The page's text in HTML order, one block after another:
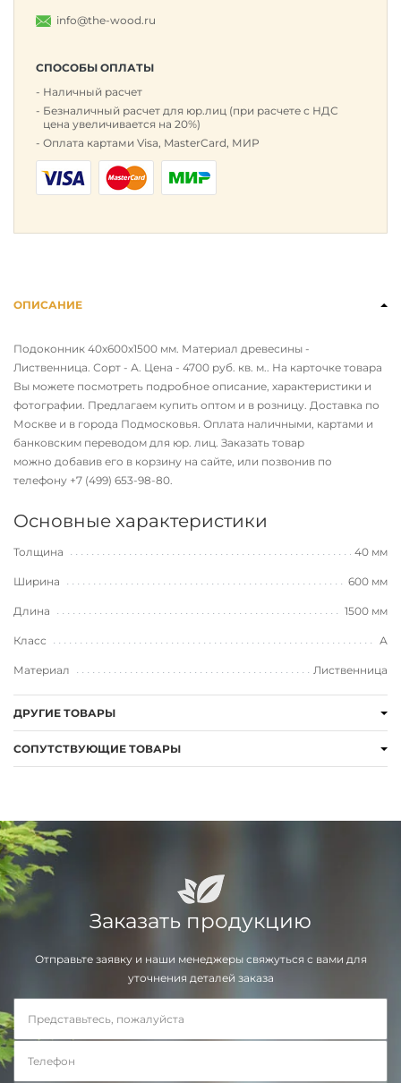
info@the-wood.ru
СПОСОБЫ ОПЛАТЫ
Наличный расчет
Безналичный расчет для юр.лиц (при расчете с НДС
цена увеличивается на 20%)
Оплата картами Visa, MasterCard, МИР
ОПИСАНИЕ
Подоконник 40х600х1500 мм. Материал древесины -
Лиственница. Сорт - А. Цена - 4700 руб. кв. м.. На карточке товара
Вы можете посмотреть подробное описание, характеристики и
фотографии. Предлагаем купить оптом и в розницу. Доставка по
Москве и в города Подмосковья. Оплата наличными, картами и
банковским переводом для юр. лиц. Заказать товар
можно добавив его в корзину на сайте, или позвонив по
телефону +7 (499) 653-98-80.
Основные характеристики
Толщина 40 мм
Ширина 600 мм
Длина 1500 мм
Класс А
Материал Лиственница
ДРУГИЕ ТОВАРЫ
СОПУТСТВУЮЩИЕ ТОВАРЫ
Заказать продукцию
Отправьте заявку и наши менеджеры свяжуться с вами для
уточнения деталей заказа